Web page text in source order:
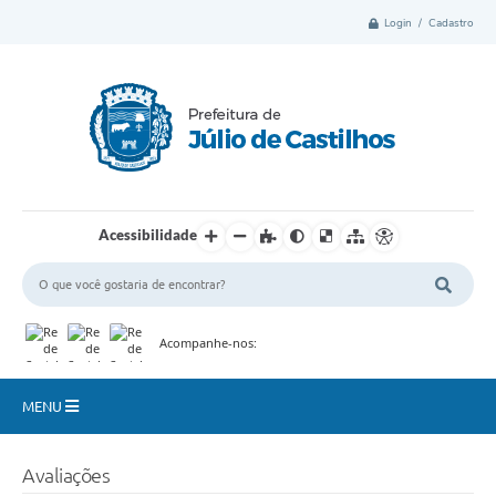
Login / Cadastro
Acessibilidade
Acompanhe-nos:
MENU
Avaliações